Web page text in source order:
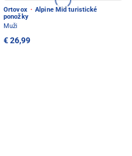
Ortovox · Alpine Mid turistické
ponožky
Muži
€ 26,99